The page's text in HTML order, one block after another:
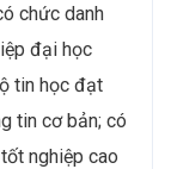
chức danh
đại học
tin học đạt
tin cơ bản; có
nghiệp cao